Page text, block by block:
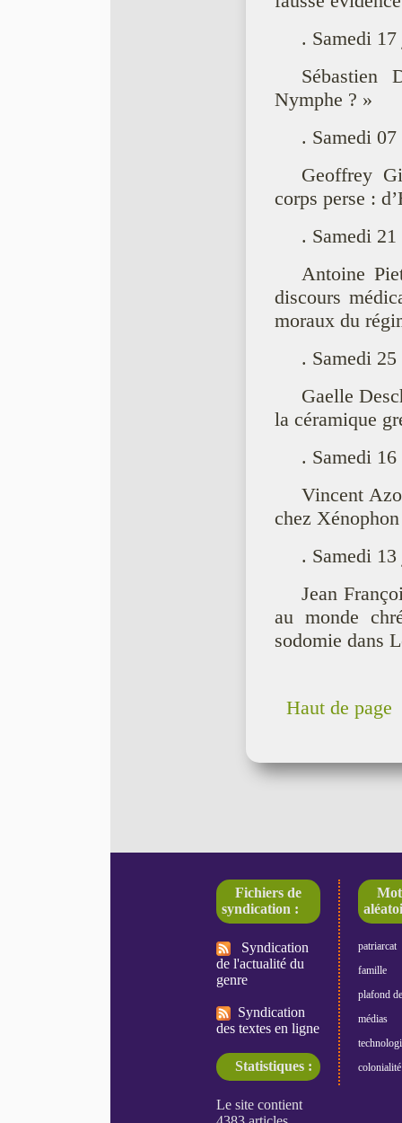
. Samedi
Sébastien
Nymphe ? »
. Samedi
Geoffrey
corps perse :
. Samedi
Antoine
discours
moraux du
. Samedi
Gaelle
la céramique
. Samedi
Vincent
chez
. Samedi
Jean
au monde
sodomie dans
Haut de page
Fichiers de
syndication :
Syndication
de l'actualité du
genre
Syndication
des textes en ligne
Statistiques :
patriarcat
famille
plafond
médias
colonialité